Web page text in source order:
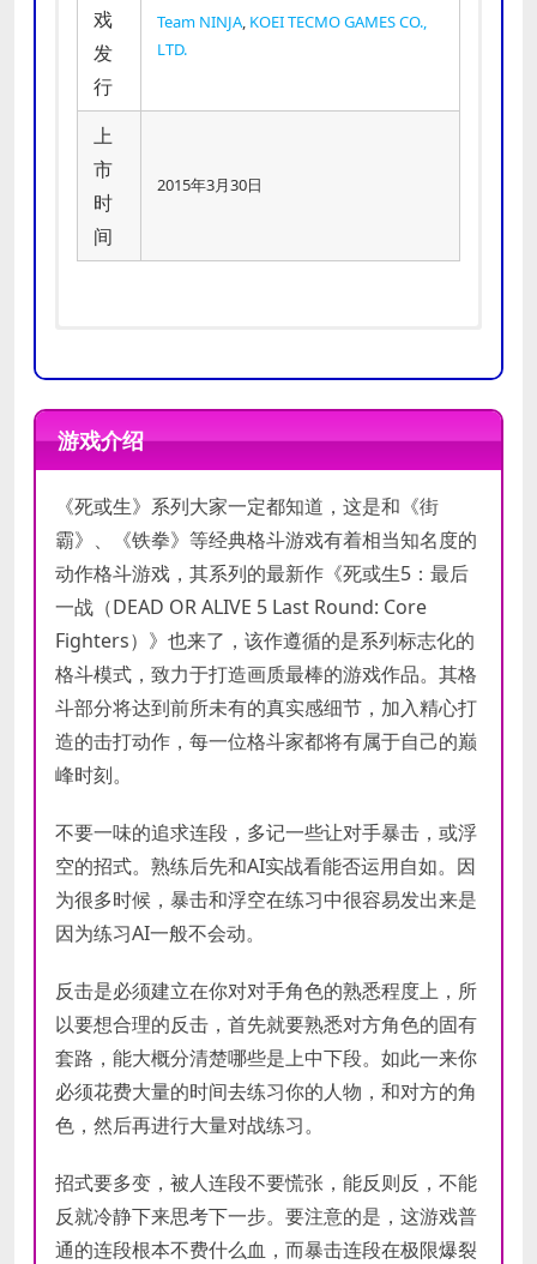
戏
发
行
Team NINJA KOEI TECMO GAMES CO.,
LTD.
上
市
时
间
2015年3月30日
最低
配置
显卡:1280×720 pixel over
DirectX 版本:9.0c
网络:宽带互联网连接
存储空间:需要 15 GB 可用空间
声卡: DirectX 9.0c over
附注事项:
推荐
配置
显卡:1920×1080 pixel over True
Color ※4K Compatible
DirectX 版本:9.0c
网络: 宽带互联网连接
存储空间: 需要 15 GB 可用空间
声卡: DirectX 9.0c over
游戏介绍
《死或生》系列大家一定都知道，这是和《街
霸》、《铁拳》等经典格斗游戏有着相当知名度的
动作格斗游戏，其系列的最新作《死或生5：最后
一战（DEAD OR ALIVE 5 Last Round: Core
Fighters）》也来了，该作遵循的是系列标志化的
格斗模式，致力于打造画质最棒的游戏作品。其格
斗部分将达到前所未有的真实感细节，加入精心打
造的击打动作，每一位格斗家都将有属于自己的巅
峰时刻。
不要一味的追求连段，多记一些让对手暴击，或浮
空的招式。熟练后先和AI实战看能否运用自如。因
为很多时候，暴击和浮空在练习中很容易发出来是
因为练习AI一般不会动。
反击是必须建立在你对对手角色的熟悉程度上，所
以要想合理的反击，首先就要熟悉对方角色的固有
套路，能大概分清楚哪些是上中下段。如此一来你
必须花费大量的时间去练习你的人物，和对方的角
色，然后再进行大量对战练习。
招式要多变，被人连段不要慌张，能反则反，不能
反就冷静下来思考下一步。要注意的是，这游戏普
通的连段根本不费什么血，而暴击连段在极限爆裂